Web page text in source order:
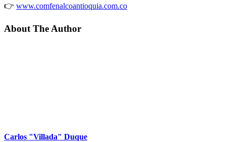
👉 www.comfenalcoantioquia.com.co
About The Author
Carlos "Villada" Duque